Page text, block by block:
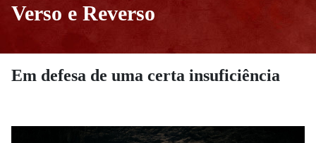
Verso e Reverso
Em defesa de uma certa insuficiência